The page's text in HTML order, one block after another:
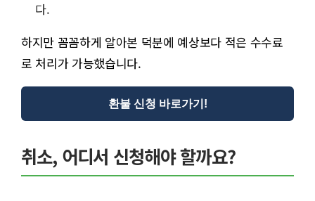
다.
하지만 꼼꼼하게 알아본 덕분에 예상보다 적은 수수료
로 처리가 가능했습니다.
환불 신청 바로가기!
취소, 어디서 신청해야 할까요?